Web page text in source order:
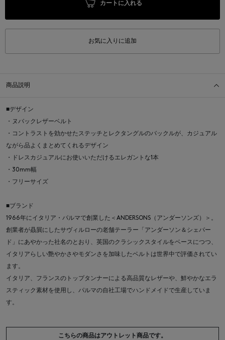
カートに入れる
お気に入りに追加
商品説明
■デザイン
・ヌバックレザーベルト
・コントラストを効かせたステッチとレクタングルのバックルが、カジュアル
ながら品よくまとめてくれるデザイン
・ドレスカジュアルにお使いいただけるエレガントな1本
・30mm幅
・フリーサイズ
■ブランド
1966年にイタリア・パルマで創業した＜ANDERSONS（アンダーソンズ）＞。
創業者が贔屓にしたサヴィルローの老舗テーラー「アンダーソン＆シェパー
ド」にあやかった社名のとおり、英国のクラシックスタイルをベースにつつ、
イタリアらしい艶やかさやモダンさを加味したベルトは世界中で評価されてい
ます。
イタリア、フランスのトップタンナーによる高品質なレザーや、鮮やかなエラ
スティック素材を使用し、パルマの自社工場でハンドメイドで生産していま
す。
こちらの商品はアウトレット商品です。